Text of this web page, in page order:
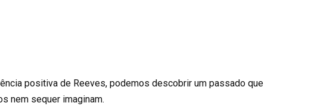
positiva de Reeves, podemos descobrir um passado que
nem sequer imaginam.